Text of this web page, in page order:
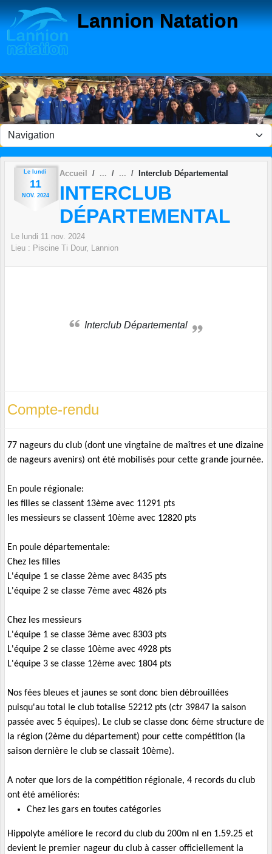
Lannion Natation
Le lundi
11
NOV. 2024
Accueil Interclub Départemental
INTERCLUB
DÉPARTEMENTAL
Le lundi 11 nov. 2024
Lieu : Piscine Ti Dour, Lannion
Interclub Départemental
Compte-rendu
77 nageurs du club (dont une vingtaine de maîtres et une dizaine
de nageurs avenirs) ont été mobilisés pour cette grande journée.
En poule régionale:
les filles se classent 13ème avec 11291 pts
les messieurs se classent 10ème avec 12820 pts
En poule départementale:
Chez les filles
L'équipe 1 se classe 2ème avec 8435 pts
L'équipe 2 se classe 7ème avec 4826 pts
Chez les messieurs
L'équipe 1 se classe 3ème avec 8303 pts
L'équipe 2 se classe 10ème avec 4928 pts
L'équipe 3 se classe 12ème avec 1804 pts
Nos fées bleues et jaunes se sont donc bien débrouillées
puisqu'au total le club totalise 52212 pts (ctr 39847 la saison
passée avec 5 équipes). Le club se classe donc 6ème structure de
la région (2ème du département) pour cette compétition (la
saison dernière le club se classait 10ème).
A noter que lors de la compétition régionale, 4 records du club
ont été améliorés:
Chez les gars en toutes catégories
Hippolyte améliore le record du club du 200m nl en 1.59.25 et
devient le premier nageur du club à casser officiellement la
Panneau de gestion des cookies